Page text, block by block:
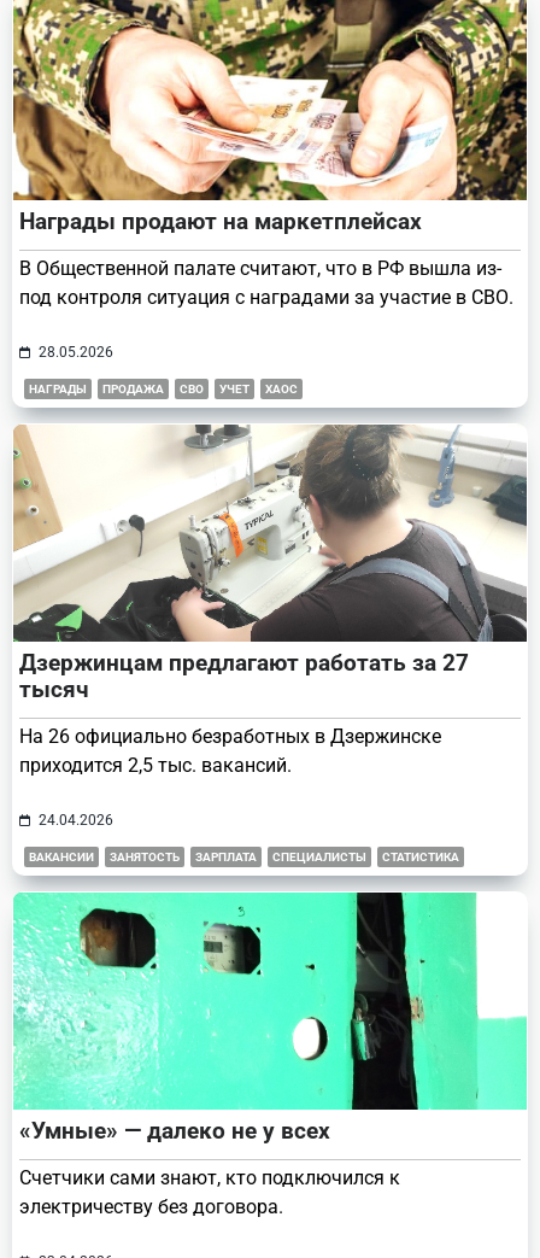
Награды продают на маркетплейсах
В Общественной палате считают, что в РФ вышла из-
под контроля ситуация с наградами за участие в СВО.
28.05.2026
НАГРАДЫ ПРОДАЖА СВО УЧЕТ ХАОС
Дзержинцам предлагают работать за 27
тысяч
На 26 официально безработных в Дзержинске
приходится 2,5 тыс. вакансий.
24.04.2026
ВАКАНСИИ ЗАНЯТОСТЬ ЗАРПЛАТА СПЕЦИАЛИСТЫ СТАТИСТИКА
«Умные» — далеко не у всех
Счетчики сами знают, кто подключился к
электричеству без договора.